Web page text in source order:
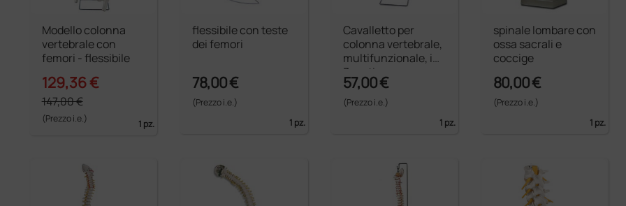
Modello colonna
vertebrale con
femori - flessibile
129,36 €
147,00 €
(Prezzo i.e.) 1 pz.
flessibile con teste
dei femori
78,00 €
(Prezzo i.e.)
1 pz.
Cavalletto per
colonna vertebrale,
multifunzionale, in
3 parti
57,00 €
(Prezzo i.e.)
1 pz.
spinale lombare con
ossa sacrali e
coccige
80,00 €
(Prezzo i.e.)
1 pz.